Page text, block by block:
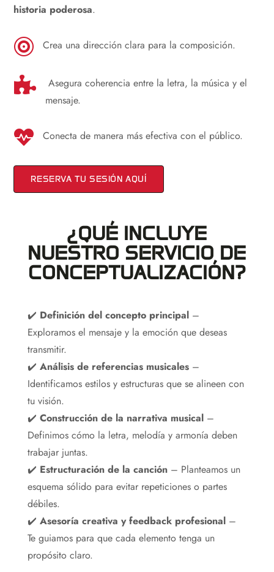
historia poderosa.
 Crea una dirección clara para la composición.

Asegura coherencia entre la letra, la música y el
mensaje.
 Conecta de manera más efectiva con el público.
RESERVA TU SESIÓN AQUÍ
¿QUÉ INCLUYE
NUESTRO SERVICIO DE
CONCEPTUALIZACIÓN?
✔️ Definición del concepto principal–
Exploramos el mensaje y la emoción que deseas
transmitir.
✔️ Análisis de referencias musicales–
Identificamos estilos y estructuras que se alineen con
tu visión.
✔️ Construcción de la narrativa musical–
Definimos cómo la letra, melodía y armonía deben
trabajar juntas.
✔️ Estructuración de la canción– Planteamos un
esquema sólido para evitar repeticiones o partes
débiles.
✔️ Asesoría creativa y feedback profesional–
Te guiamos para que cada elemento tenga un
propósito claro.